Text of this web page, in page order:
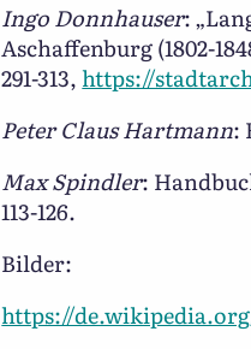
Ingo Donnhauser:
Aschaffenburg (1802-
291-313,https://
Peter Claus Hartmann:
Max Spindler:
113-126.
Bilder:
https://